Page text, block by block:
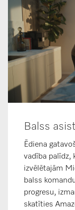
Balss
Ēdiena
vadība palīdz,
izvēlētajām
balss
progresu,
skatīties